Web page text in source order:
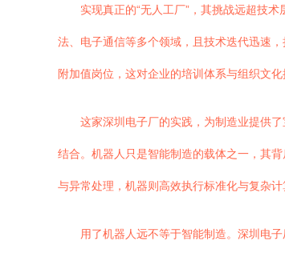
实现真正的“无人工厂”，其挑战远超技
法、电子通信等多个领域，且技术迭代迅速
附加值岗位，这对企业的培训体系与组织文
这家深圳电子厂的实践，为制造业提供
结合。机器人只是智能制造的载体之一，其
与异常处理，机器则高效执行标准化与复杂计
用了机器人远不等于智能制造。深圳电